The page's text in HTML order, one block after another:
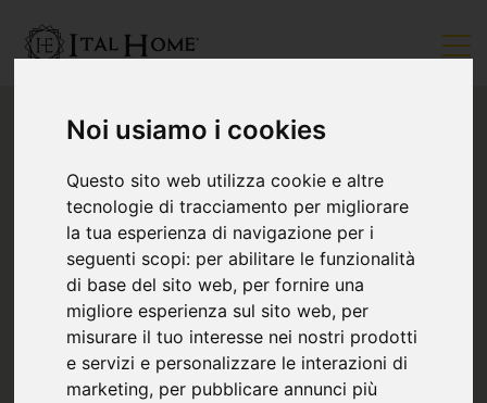
Noi usiamo i cookies
Questo sito web utilizza cookie e altre
tecnologie di tracciamento per migliorare
la tua esperienza di navigazione per i
seguenti scopi: per abilitare le funzionalità
di base del sito web, per fornire una
migliore esperienza sul sito web, per
misurare il tuo interesse nei nostri prodotti
e servizi e personalizzare le interazioni di
marketing, per pubblicare annunci più